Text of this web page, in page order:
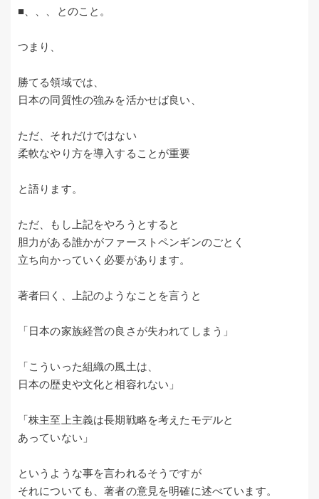
■、、、とのこと。
つまり、
勝てる領域では、
日本の同質性の強みを活かせば良い、
ただ、それだけではない
柔軟なやり方を導入することが重要
と語ります。
ただ、もし上記をやろうとすると
胆力がある誰かがファーストペンギンのごとく
立ち向かっていく必要があります。
著者曰く、上記のようなことを言うと
「日本の家族経営の良さが失われてしまう」
「こういった組織の風土は、
日本の歴史や文化と相容れない」
「株主至上主義は長期戦略を考えたモデルと
あっていない」
というような事を言われるそうですが
それについても、著者の意見を明確に述べています。